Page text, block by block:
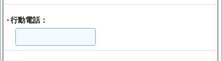
* 行動電話：